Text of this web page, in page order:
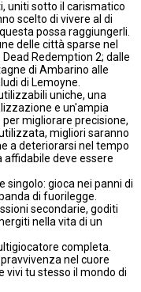
uniti sotto il carismatico
scelto di vivere al di
possa raggiungerli.
delle città sparse nel
Redemption 2; dalle
di Ambarino alle
di Lemoyne.
uniche, una
e un'ampia
migliorare precisione,
migliori saranno
a deteriorarsi nel tempo
affidabile deve essere
singolo: gioca nei panni di
di fuorilegge.
secondarie, goditi
nella vita di un
completa.
nel cuore
vivi tu stesso il mondo di